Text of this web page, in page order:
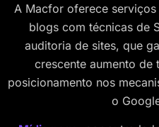
A Macfor oferece
blogs com técnicas de
auditoria de sites, que
crescente aumento de
posicionamento nos
o